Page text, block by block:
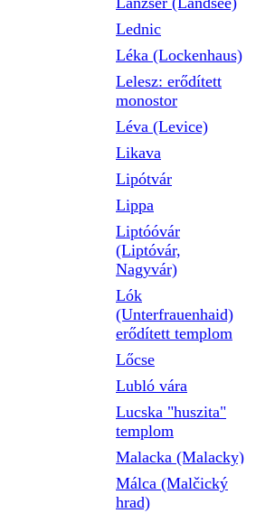
Lednic
Léka (Lockenhaus)
Lelesz: erődített
monostor
Léva (Levice)
Likava
Lipótvár
Lippa
Liptóóvár
(Liptóvár,
Nagyvár)
Lók
(Unterfrauenhaid)
erődített templom
Lőcse
Lubló vára
Lucska "huszita"
templom
Malacka (Malacky)
Málca (Malčický
hrad)